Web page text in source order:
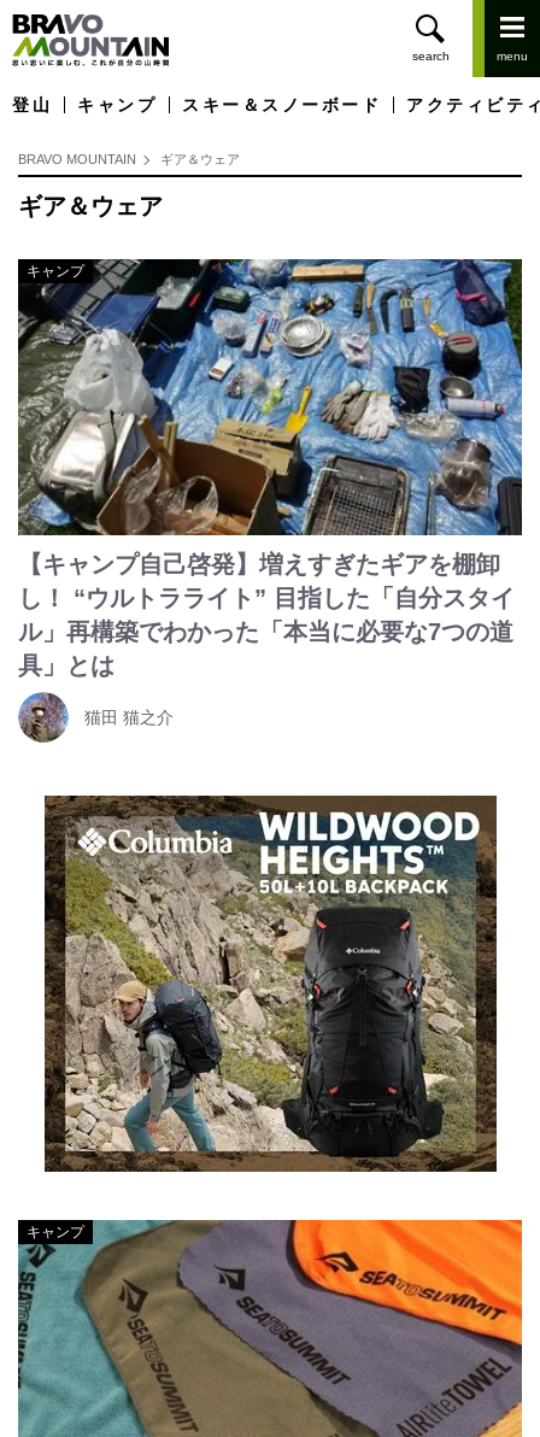
登山 キャンプ スキー＆スノーボード アクティビテ
BRAVO MOUNTAIN ギア＆ウェア
ギア＆ウェア
キャンプ
【キャンプ自己啓発】増えすぎたギアを棚卸
し！ “ウルトラライト” 目指した「自分スタイ
ル」再構築でわかった「本当に必要な7つの道
具」とは
猫田 猫之介
キャンプ